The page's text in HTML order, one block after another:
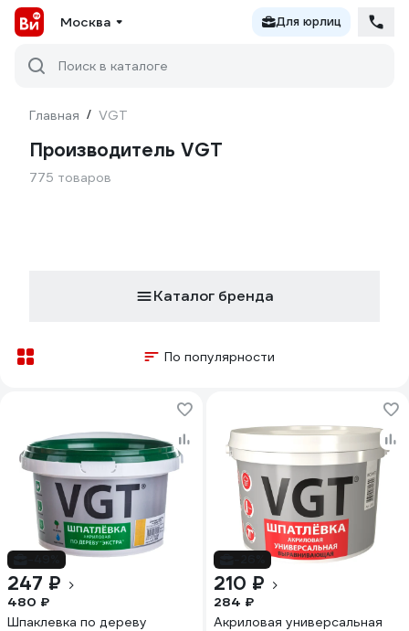
Москва Для юрлиц
Поиск в каталоге
Главная / VGT
Производитель VGT
775 товаров
Каталог бренда
По популярности
247 ₽
480 ₽
Шпаклевка по дереву
210 ₽
284 ₽
Акриловая универсальная